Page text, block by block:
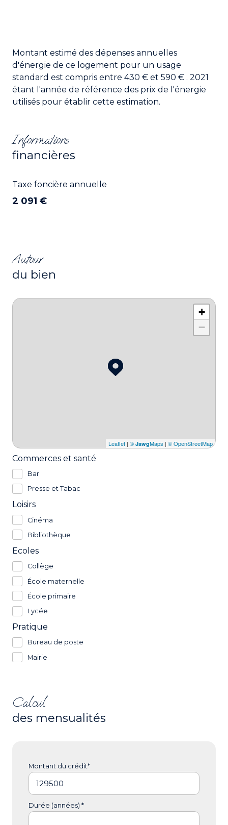
Montant estimé des dépenses annuelles
d'énergie de ce logement pour un usage
standard est compris entre 430 € et 590 € . 2021
étant l'année de référence des prix de l'énergie
utilisés pour établir cette estimation.
Informations
financières
Taxe foncière annuelle
2 091 €
Autour
du bien
+
−
Leaflet | © JawgMaps | © OpenStreetMap
Commerces et santé
Bar
Presse et Tabac
Loisirs
Cinéma
Bibliothèque
Ecoles
Collège
École maternelle
École primaire
Lycée
Pratique
Bureau de poste
Mairie
Calcul
des mensualités
Montant du crédit*
Durée (années) *